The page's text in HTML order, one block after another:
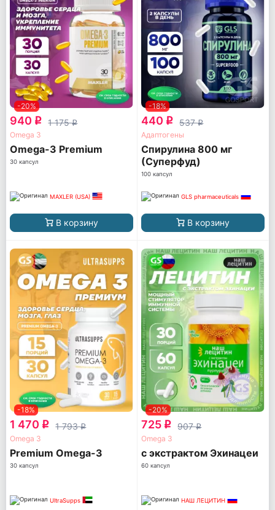
-20%
940 q 1 175q
Omega 3
Omega-3 Premium
30 капсул
MAXLER (USA)
В корзину
-18%
440 q 537q
Адаптогены
Спирулина 800 мг
(Суперфуд)
100 капсул
GLS pharmaceuticals
В корзину
-18%
1 470 q 1 793q
Omega 3
Premium Omega-3
30 капсул
UltraSupps
-20%
725 q 907q
Omega 3
с экстрактом Эхинацеи
60 капсул
НАШ ЛЕЦИТИН